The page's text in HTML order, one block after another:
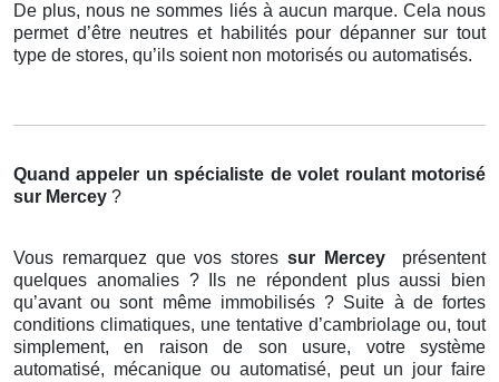
De plus, nous ne sommes liés à aucun marque. Cela nous
permet d’être neutres et habilités pour dépanner sur tout
type de stores, qu’ils soient non motorisés ou automatisés.
Quand appeler un spécialiste de volet roulant motorisé
sur Mercey ?
Vous remarquez que vos stores sur Mercey
présentent
quelques anomalies ? Ils ne répondent plus aussi bien
qu’avant ou sont même immobilisés ? Suite à de fortes
conditions climatiques, une tentative d’cambriolage ou, tout
simplement, en raison de son usure, votre système
automatisé, mécanique ou automatisé, peut un jour faire